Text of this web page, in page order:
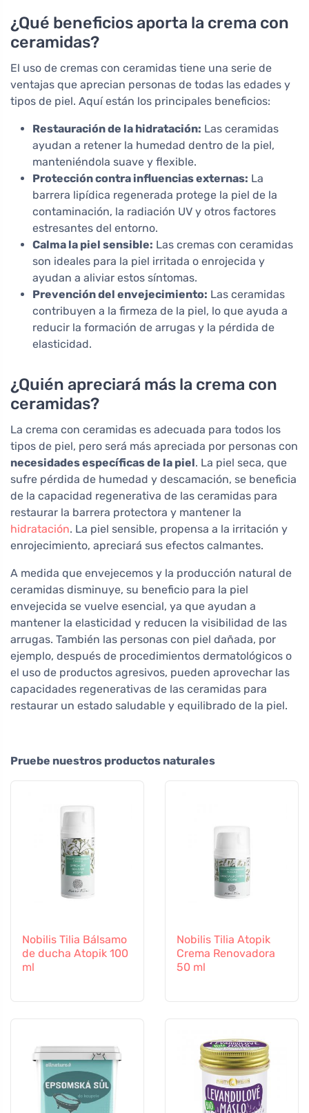
¿Qué beneficios aporta la crema con
ceramidas?
El uso de cremas con ceramidas tiene una serie de
ventajas que aprecian personas de todas las edades y
tipos de piel. Aquí están los principales beneficios:
Restauración de la hidratación: Las ceramidas
ayudan a retener la humedad dentro de la piel,
manteniéndola suave y flexible.
Protección contra influencias externas: La
barrera lipídica regenerada protege la piel de la
contaminación, la radiación UV y otros factores
estresantes del entorno.
Calma la piel sensible: Las cremas con ceramidas
son ideales para la piel irritada o enrojecida y
ayudan a aliviar estos síntomas.
Prevención del envejecimiento: Las ceramidas
contribuyen a la firmeza de la piel, lo que ayuda a
reducir la formación de arrugas y la pérdida de
elasticidad.
¿Quién apreciará más la crema con
ceramidas?
La crema con ceramidas es adecuada para todos los
tipos de piel, pero será más apreciada por personas con
necesidades específicas de la piel. La piel seca, que
sufre pérdida de humedad y descamación, se beneficia
de la capacidad regenerativa de las ceramidas para
restaurar la barrera protectora y mantener la
hidratación. La piel sensible, propensa a la irritación y
enrojecimiento, apreciará sus efectos calmantes.
A medida que envejecemos y la producción natural de
ceramidas disminuye, su beneficio para la piel
envejecida se vuelve esencial, ya que ayudan a
mantener la elasticidad y reducen la visibilidad de las
arrugas. También las personas con piel dañada, por
ejemplo, después de procedimientos dermatológicos o
el uso de productos agresivos, pueden aprovechar las
capacidades regenerativas de las ceramidas para
restaurar un estado saludable y equilibrado de la piel.
Pruebe nuestros productos naturales
Nobilis Tilia Bálsamo
de ducha Atopik 100
ml
Nobilis Tilia Atopik
Crema Renovadora
50 ml